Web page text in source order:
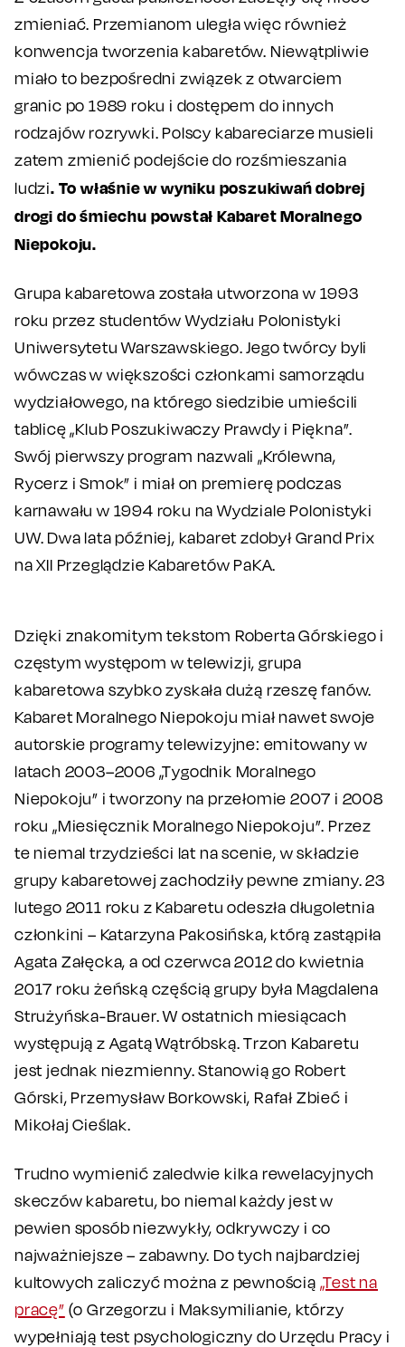
zmieniać. Przemianom uległa więc również
konwencja tworzenia kabaretów. Niewątpliwie
miało to bezpośredni związek z otwarciem
granic po 1989 roku i dostępem do innych
rodzajów rozrywki. Polscy kabareciarze musieli
zatem zmienić podejście do rozśmieszania
ludzi. To właśnie w wyniku poszukiwań dobrej
drogi do śmiechu powstał Kabaret Moralnego
Niepokoju.
Grupa kabaretowa została utworzona w 1993
roku przez studentów Wydziału Polonistyki
Uniwersytetu Warszawskiego. Jego twórcy byli
wówczas w większości członkami samorządu
wydziałowego, na którego siedzibie umieścili
tablicę „Klub Poszukiwaczy Prawdy i Piękna”.
Swój pierwszy program nazwali „Królewna,
Rycerz i Smok” i miał on premierę podczas
karnawału w 1994 roku na Wydziale Polonistyki
UW. Dwa lata później, kabaret zdobył Grand Prix
na XII Przeglądzie Kabaretów PaKA.
Dzięki znakomitym tekstom Roberta Górskiego i
częstym występom w telewizji, grupa
kabaretowa szybko zyskała dużą rzeszę fanów.
Kabaret Moralnego Niepokoju miał nawet swoje
autorskie programy telewizyjne: emitowany w
latach 2003–2006 „Tygodnik Moralnego
Niepokoju” i tworzony na przełomie 2007 i 2008
roku „Miesięcznik Moralnego Niepokoju”. Przez
te niemal trzydzieści lat na scenie, w składzie
grupy kabaretowej zachodziły pewne zmiany. 23
lutego 2011 roku z Kabaretu odeszła długoletnia
członkini – Katarzyna Pakosińska, którą zastąpiła
Agata Załęcka, a od czerwca 2012 do kwietnia
2017 roku żeńską częścią grupy była Magdalena
Strużyńska-Brauer. W ostatnich miesiącach
występują z Agatą Wątróbską. Trzon Kabaretu
jest jednak niezmienny. Stanowią go Robert
Górski, Przemysław Borkowski, Rafał Zbieć i
Mikołaj Cieślak.
Trudno wymienić zaledwie kilka rewelacyjnych
skeczów kabaretu, bo niemal każdy jest w
pewien sposób niezwykły, odkrywczy i co
najważniejsze – zabawny. Do tych najbardziej
kultowych zaliczyć można z pewnością „Test na
pracę” (o Grzegorzu i Maksymilianie, którzy
wypełniają test psychologiczny do Urzędu Pracy i